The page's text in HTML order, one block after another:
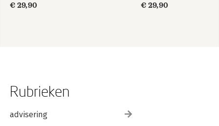
€ 29,90
€ 29,90
Rubrieken
advisering